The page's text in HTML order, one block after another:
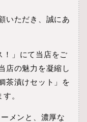
いただき、誠にあ
！」にて当店をご
店の魅力を凝縮し
茶漬けセット」を
。
メンと、濃厚な